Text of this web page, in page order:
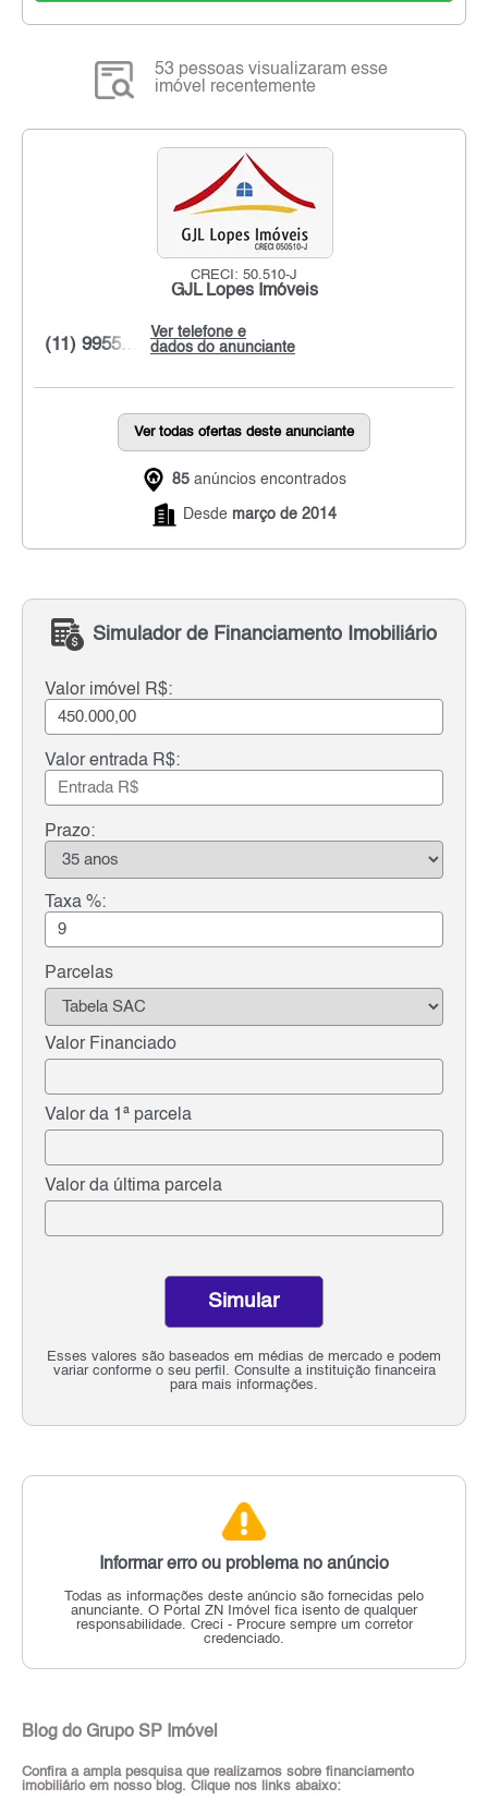
53 pessoas visualizaram esse
imóvel recentemente
CRECI: 50.510-J
GJL Lopes Imóveis
Ver telefone e
dados do anunciante
(11) 9955...
Ver todas ofertas deste anunciante
85 anúncios encontrados
Desde março de 2014
Simulador de Financiamento Imobiliário
Valor imóvel R$:
Valor entrada R$:
Prazo:
Taxa %:
Parcelas
Valor Financiado
Valor da 1ª parcela
Valor da última parcela
Esses valores são baseados em médias de mercado e podem
variar conforme o seu perfil. Consulte a instituição financeira
para mais informações.
Simular
Informar erro ou problema no anúncio
Todas as informações deste anúncio são fornecidas pelo
anunciante. O Portal ZN Imóvel fica isento de qualquer
responsabilidade. Creci - Procure sempre um corretor
credenciado.
Blog do Grupo SP Imóvel
Confira a ampla pesquisa que realizamos sobre financiamento
imobiliário em nosso blog. Clique nos links abaixo: